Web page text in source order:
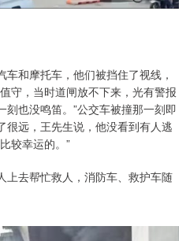
和摩托车，他们被挡住了视线，
守，当时道闸放不下来，光有警报
也没鸣笛。”公交车被撞那一刻即
很远，王先生说，他没看到有人逃
较幸运的。”
上去帮忙救人，消防车、救护车随